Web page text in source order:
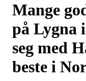
Mange
på Lygna
seg med
beste i